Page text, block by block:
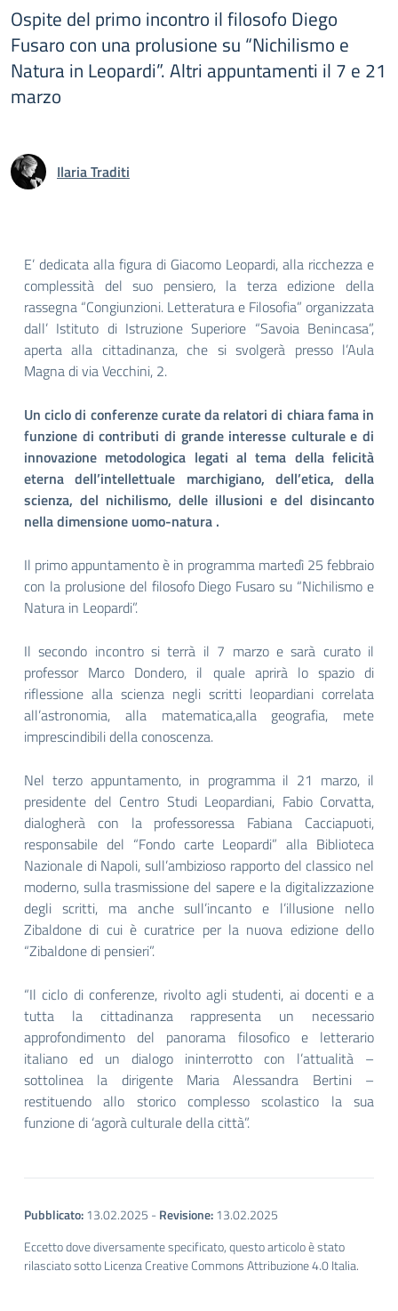
Ospite del primo incontro il filosofo Diego
Fusaro con una prolusione su “Nichilismo e
Natura in Leopardi”. Altri appuntamenti il 7 e 21
marzo
Ilaria Traditi
E’ dedicata alla figura di Giacomo Leopardi, alla ricchezza e
complessità del suo pensiero, la terza edizione della
rassegna “Congiunzioni. Letteratura e Filosofia” organizzata
dall’ Istituto di Istruzione Superiore “Savoia Benincasa”,
aperta alla cittadinanza, che si svolgerà presso l’Aula
Magna di via Vecchini, 2.
Un ciclo di conferenze curate da relatori di chiara fama in
funzione di contributi di grande interesse culturale e di
innovazione metodologica legati al tema della felicità
eterna dell’intellettuale marchigiano, dell’etica, della
scienza, del nichilismo, delle illusioni e del disincanto
nella dimensione uomo-natura .
Il primo appuntamento è in programma martedì 25 febbraio
con la prolusione del filosofo Diego Fusaro su “Nichilismo e
Natura in Leopardi”.
Il secondo incontro si terrà il 7 marzo e sarà curato il
professor Marco Dondero, il quale aprirà lo spazio di
riflessione alla scienza negli scritti leopardiani correlata
all’astronomia, alla matematica,alla geografia, mete
imprescindibili della conoscenza.
Nel terzo appuntamento, in programma il 21 marzo, il
presidente del Centro Studi Leopardiani, Fabio Corvatta,
dialogherà con la professoressa Fabiana Cacciapuoti,
responsabile del “Fondo carte Leopardi” alla Biblioteca
Nazionale di Napoli, sull’ambizioso rapporto del classico nel
moderno, sulla trasmissione del sapere e la digitalizzazione
degli scritti, ma anche sull’incanto e l’illusione nello
Zibaldone di cui è curatrice per la nuova edizione dello
“Zibaldone di pensieri”.
“Il ciclo di conferenze, rivolto agli studenti, ai docenti e a
tutta la cittadinanza rappresenta un necessario
approfondimento del panorama filosofico e letterario
italiano ed un dialogo ininterrotto con l’attualità –
sottolinea la dirigente Maria Alessandra Bertini –
restituendo allo storico complesso scolastico la sua
funzione di ‘agorà culturale della città”.
Pubblicato:13.02.2025 -Revisione:13.02.2025
Eccetto dove diversamente specificato, questo articolo è stato
rilasciato sotto Licenza Creative Commons Attribuzione 4.0 Italia.